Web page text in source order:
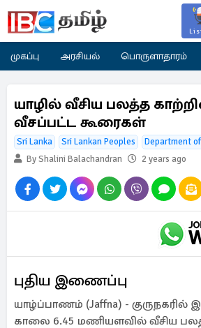
முகப்பு அரசியல் பொருளாதாரம்
யாழில் வீசிய பலத்த
வீசப்பட்ட கூரைகள்
Sri Lanka Sri Lankan Peoples
Department
By Shalini Balachandran
2 years ago
புதிய இணைப்பு
யாழ்ப்பாணம் (Jaffna) - குருநகரில்
காலை 6.45 மணியளவில் வீசிய